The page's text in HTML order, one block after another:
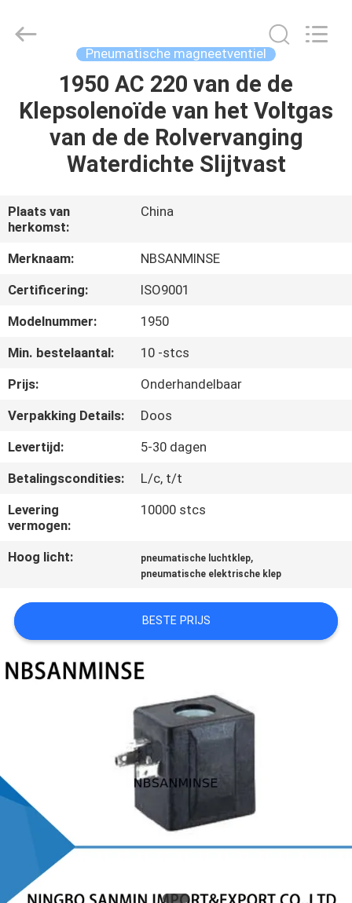
PRODUCTEN
ONS
FABRIEKSREIS
KWALITEITSCONTROLE
CONTACTEER
ONS
NIEUWS
VERZOEK
OM EEN
CITAAT
PRIVACYBELEID
Export
Co.,Ltd..
Pneumatische magneetventiel
1950 AC 220 van de de
Klepsolenoïde van het Voltgas
van de de Rolvervanging
Waterdichte Slijtvast
Plaats van
herkomst:
China
Merknaam:
NBSANMINSE
Certificering:
ISO9001
Modelnummer:
1950
Min. bestelaantal:
10 -stcs
Prijs:
Onderhandelbaar
Verpakking Details:
Doos
Levertijd:
5-30 dagen
Betalingscondities:
L/c, t/t
Levering
vermogen:
10000 stcs
Hoog licht: pneumatische luchtklep,
pneumatische elektrische klep
BESTE PRIJS